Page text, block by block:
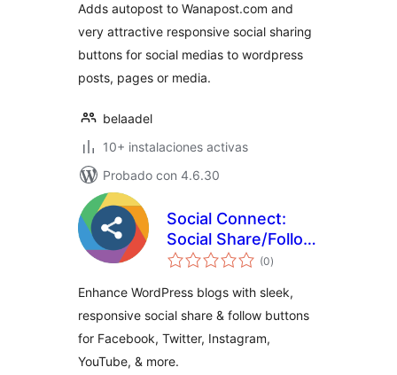
Adds autopost to Wanapost.com and
very attractive responsive social sharing
buttons for social medias to wordpress
posts, pages or media.
belaadel
10+ instalaciones activas
Probado con 4.6.30
Social Connect:
Social Share/Follow
By 7Span
(0total
de
)
Enhance WordPress blogs with sleek,
responsive social share & follow buttons
for Facebook, Twitter, Instagram,
YouTube, & more.